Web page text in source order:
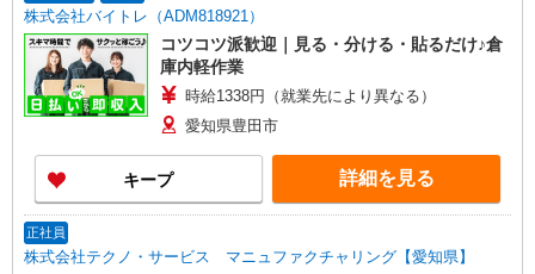
株式会社バイトレ（ADM818921）
コツコツ派歓迎｜見る・分ける・貼るだけ♪倉
庫内軽作業
時給1338円（就業先により異なる）
愛知県豊田市
キープ 詳細を見る
正社員
株式会社テクノ・サービス マニュファクチャリング【愛知県】